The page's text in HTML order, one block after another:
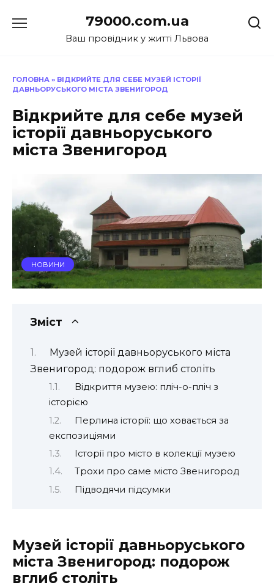
до
79000.com.ua
Ваш провідник у житті Львова
ГОЛОВНА » ВІДКРИЙТЕ ДЛЯ СЕБЕ МУЗЕЙ ІСТОРІЇ
ДАВНЬОРУСЬКОГО МІСТА ЗВЕНИГОРОД
Відкрийте для себе музей
історії давньоруського
міста Звенигород
НОВИНИ
Зміст
Музей історії давньоруського міста
Звенигород: подорож вглиб століть
Відкриття музею: пліч-о-пліч з
історією
Перлина історії: що ховається за
експозиціями
Історії про місто в колекції музею
Трохи про саме місто Звенигород
Підводячи підсумки
Музей історії давньоруського
міста Звенигород: подорож
вглиб століть